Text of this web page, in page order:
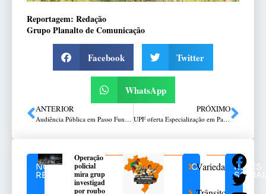
Reportagem: Redação
Grupo Planalto de Comunicação
Facebook Twitter
WhatsApp
ANTERIOR
Audiência Pública em Passo Fundo debate concessão das rodovias do Bloco 2
PRÓXIMO
UPF oferta Especialização em Patrimônio Espeleológico
NOTÍCIAS
RELACIONADAS
Operação
policial
mira grupo
investigado
por roubos
CATEGORIAS
VariedadesREDES